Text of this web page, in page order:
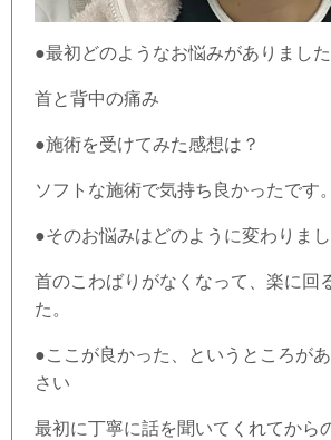
●最初どのようなお悩みがありました
首と背中の痛み
●施術を受けてみた感想は？
ソフトな施術で気持ち良かったです。
●そのお悩みはどのように変わりま
首のこわばりがなくなって、楽に回
た。
●ここが良かった、というところが
さい
最初に丁寧に話を聞いてくれてから